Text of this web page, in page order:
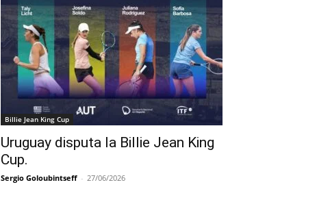
Billie Jean King Cup
Uruguay disputa la Billie Jean King
Cup.
Sergio Goloubintseff - 27/06/2026